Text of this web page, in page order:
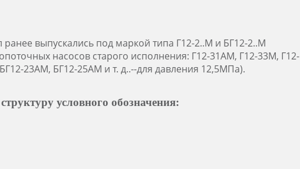
выпускались под маркой типа Г12-2..М и БГ12-2..М
насосов старого исполнения: Г12-31АМ, Г12-33М, Г12-
23АМ, БГ12-25АМ и т. д..--для давления 12,5МПа).
условного обозначения: